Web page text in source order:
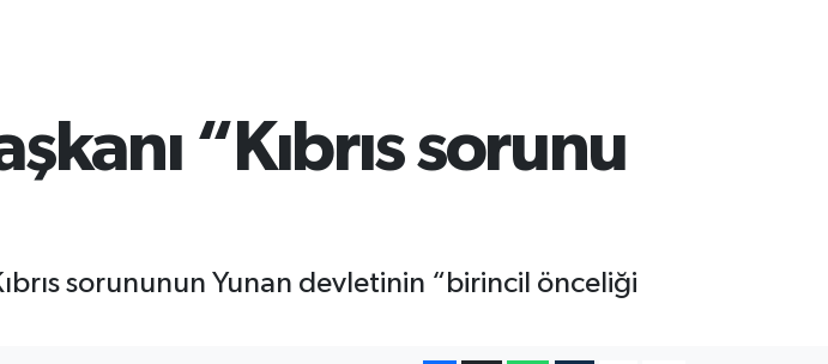
“Kıbrıs sorunu
sorununun Yunan devletinin “birincil önceliği